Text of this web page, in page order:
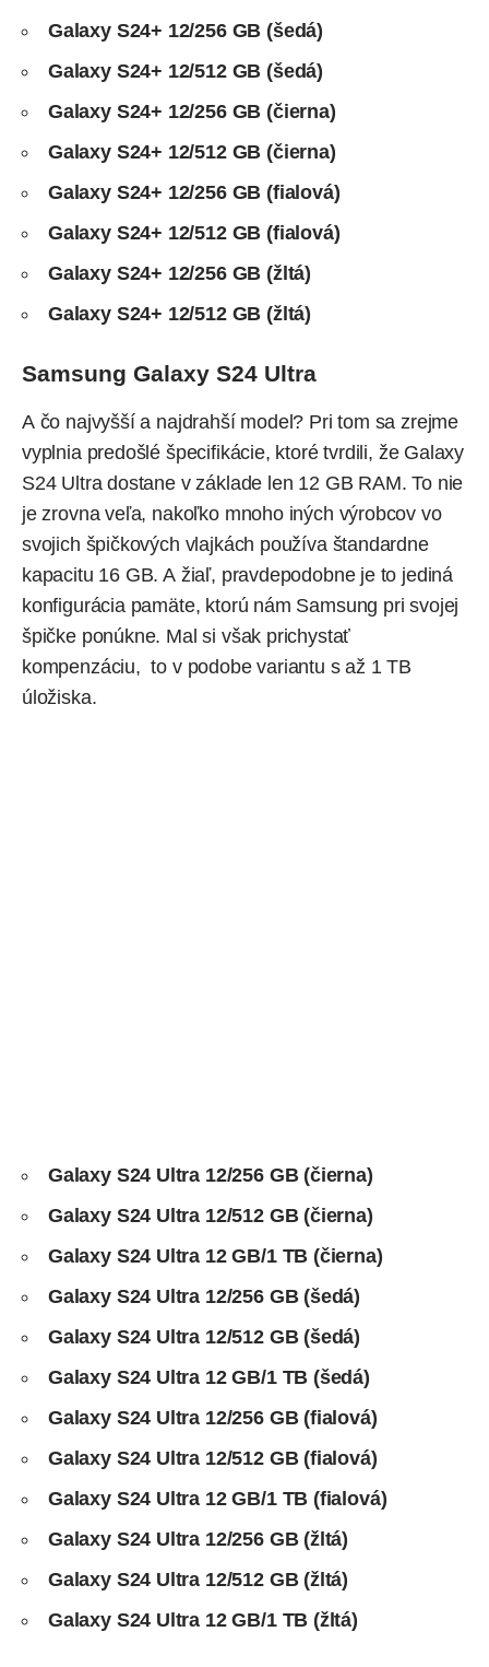
Galaxy S24+ 12/256 GB (šedá)
Galaxy S24+ 12/512 GB (šedá)
Galaxy S24+ 12/256 GB (čierna)
Galaxy S24+ 12/512 GB (čierna)
Galaxy S24+ 12/256 GB (fialová)
Galaxy S24+ 12/512 GB (fialová)
Galaxy S24+ 12/256 GB (žltá)
Galaxy S24+ 12/512 GB (žltá)
Samsung Galaxy S24 Ultra
A čo najvyšší a najdrahší model? Pri tom sa zrejme
vyplnia predošlé špecifikácie, ktoré tvrdili, že Galaxy
S24 Ultra dostane v základe len 12 GB RAM. To nie
je zrovna veľa, nakoľko mnoho iných výrobcov vo
svojich špičkových vlajkách používa štandardne
kapacitu 16 GB. A žiaľ, pravdepodobne je to jediná
konfigurácia pamäte, ktorú nám Samsung pri svojej
špičke ponúkne. Mal si však prichystať
kompenzáciu, to v podobe variantu s až 1 TB
úložiska.
Galaxy S24 Ultra 12/256 GB (čierna)
Galaxy S24 Ultra 12/512 GB (čierna)
Galaxy S24 Ultra 12 GB/1 TB (čierna)
Galaxy S24 Ultra 12/256 GB (šedá)
Galaxy S24 Ultra 12/512 GB (šedá)
Galaxy S24 Ultra 12 GB/1 TB (šedá)
Galaxy S24 Ultra 12/256 GB (fialová)
Galaxy S24 Ultra 12/512 GB (fialová)
Galaxy S24 Ultra 12 GB/1 TB (fialová)
Galaxy S24 Ultra 12/256 GB (žltá)
Galaxy S24 Ultra 12/512 GB (žltá)
Galaxy S24 Ultra 12 GB/1 TB (žltá)